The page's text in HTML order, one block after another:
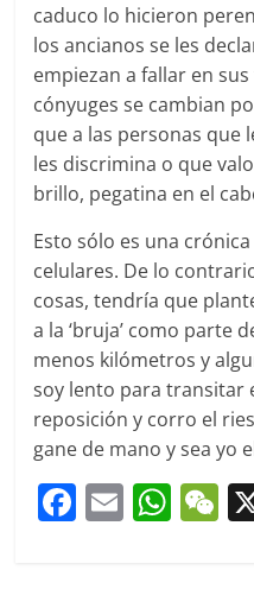
caduco lo hicieron
los ancianos se les
empiezan a fallar en
cónyuges se cambian
que a las personas que
les discrimina o que
brillo, pegatina en el
Esto sólo es una
celulares. De lo
cosas, tendría que
a la ‘bruja’ como parte
menos kilómetros y
soy lento para transitar
reposición y corro el
gane de mano y sea yo
F E W W